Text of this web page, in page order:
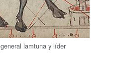
general lamtuna y líder